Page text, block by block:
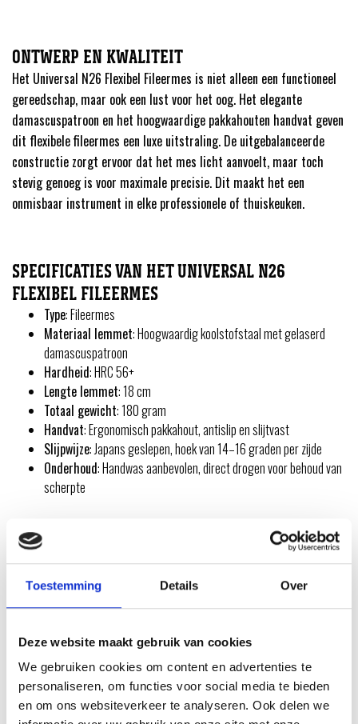
Toestemming Details Over
Deze website maakt gebruik van cookies
We gebruiken cookies om content en advertenties te
personaliseren, om functies voor social media te bieden
en om ons websiteverkeer te analyseren. Ook delen we
ONTWERP EN KWALITEIT
Het Universal N26 Flexibel Fileermes is niet alleen een functioneel
gereedschap, maar ook een lust voor het oog. Het elegante
damascuspatroon en het hoogwaardige pakkahouten handvat geven
dit flexibele fileermes een luxe uitstraling. De uitgebalanceerde
constructie zorgt ervoor dat het mes licht aanvoelt, maar toch
stevig genoeg is voor maximale precisie. Dit maakt het een
onmisbaar instrument in elke professionele of thuiskeuken.
SPECIFICATIES VAN HET UNIVERSAL N26
FLEXIBEL FILEERMES
Type: Fileermes
Materiaal lemmet: Hoogwaardig koolstofstaal met gelaserd
damascuspatroon
Hardheid: HRC 56+
Lengte lemmet: 18 cm
Totaal gewicht: 180 gram
Handvat: Ergonomisch pakkahout, antislip en slijtvast
Slijpwijze: Japans geslepen, hoek van 14–16 graden per zijde
Onderhoud: Handwas aanbevolen, direct drogen voor behoud van
scherpte
INSPIRATIE
RECEPTEN EN TIPS
MEER INFORMATIE